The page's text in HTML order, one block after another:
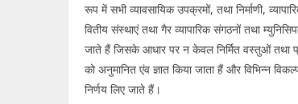
रूप में सभी व्यावसायिक उपक्रमों, तथा निर्माणी,
वितीय संस्थाएं तथा गैर व्यापारिक संगठनों तथा
जाते हैं जिसके आधार पर न केवल निर्मित वस्तुओं तथा
को अनुमानित एंव ज्ञात किया जाता हैं और विभिन्न
निर्णय लिए जाते हैं।